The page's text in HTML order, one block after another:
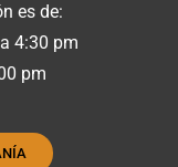
es de:
4:30 pm
pm